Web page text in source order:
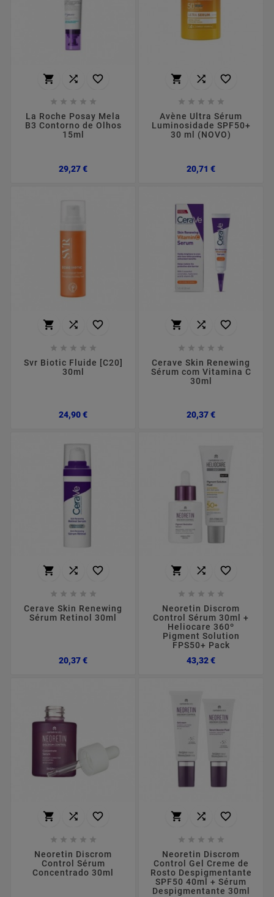
  
    
La Roche Posay Mela
B3 Contorno de Olhos
15ml
29,27 €Preço
  
    
Avène Ultra Sérum
Luminosidade SPF50+
30 ml (NOVO)
20,71 €Preço
  
    
Svr Biotic Fluide [C20]
30ml
24,90 €Preço
  
    
Cerave Skin Renewing
Sérum com Vitamina C
30ml
20,37 €Preço
  
    
Cerave Skin Renewing
Sérum Retinol 30ml
20,37 €Preço
  
    
Neoretin Discrom
Control Sérum 30ml +
Heliocare 360º
Pigment Solution
FPS50+ Pack
43,32 €Preço
  
    
Neoretin Discrom
Control Sérum
Concentrado 30ml
  
    
Neoretin Discrom
Control Gel Creme de
Rosto Despigmentante
SPF50 40ml + Sérum
Despigmentante 30ml